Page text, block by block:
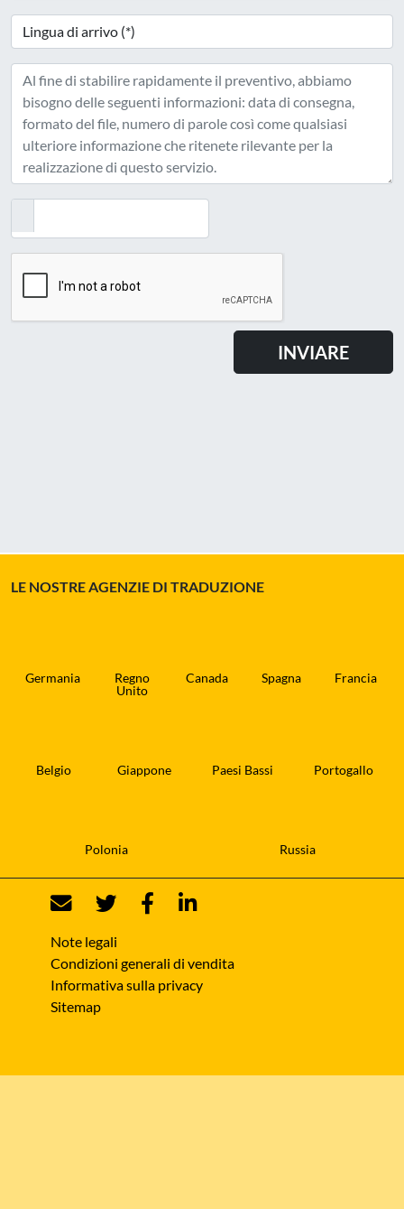
LE NOSTRE AGENZIE DI TRADUZIONE
Germania
Regno
Unito
Canada Spagna Francia
Belgio Giappone Paesi Bassi Portogallo
Polonia Russia
Note legali
Condizioni generali di vendita
Informativa sulla privacy
Sitemap